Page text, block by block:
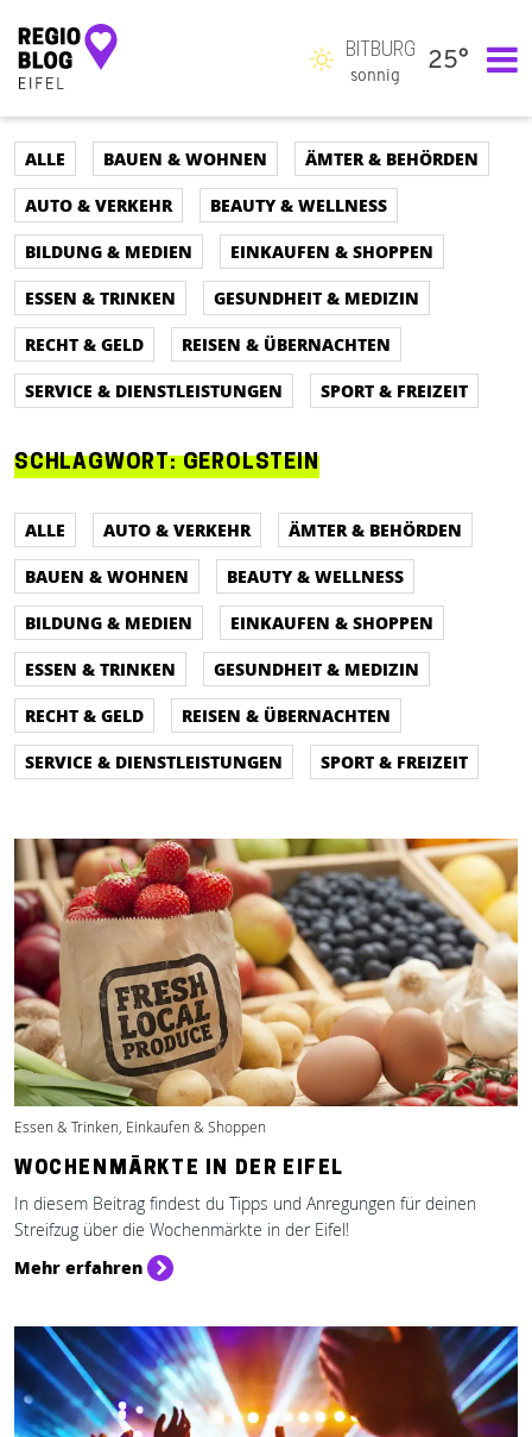
Hauptnavigation
BITBURG
sonnig
25°
ALLE BAUEN & WOHNEN
ÄMTER & BEHÖRDEN
AUTO & VERKEHR
BEAUTY & WELLNESS
BILDUNG & MEDIEN
EINKAUFEN & SHOPPEN
ESSEN & TRINKEN
GESUNDHEIT & MEDIZIN
RECHT & GELD
REISEN & ÜBERNACHTEN
SERVICE & DIENSTLEISTUNGEN
SPORT & FREIZEIT
SCHLAGWORT:GEROLSTEIN
ALLE AUTO & VERKEHR
ÄMTER & BEHÖRDEN
BAUEN & WOHNEN
BEAUTY & WELLNESS
BILDUNG & MEDIEN
EINKAUFEN & SHOPPEN
ESSEN & TRINKEN
GESUNDHEIT & MEDIZIN
RECHT & GELD
REISEN & ÜBERNACHTEN
SERVICE & DIENSTLEISTUNGEN
SPORT & FREIZEIT
Essen & Trinken, Einkaufen & Shoppen
WOCHENMÄRKTE IN DER EIFEL
In diesem Beitrag findest du Tipps und Anregungen für deinen
Streifzug über die Wochenmärkte in der Eifel!
Mehr erfahren